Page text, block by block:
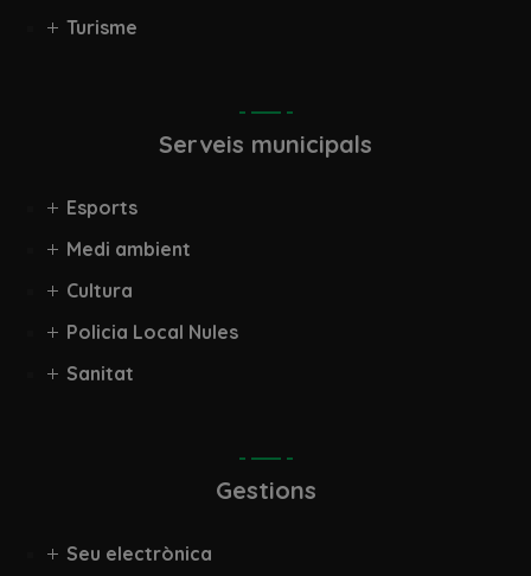
Turisme
Serveis municipals
Esports
Medi ambient
Cultura
Policia Local Nules
Sanitat
Gestions
Seu electrònica